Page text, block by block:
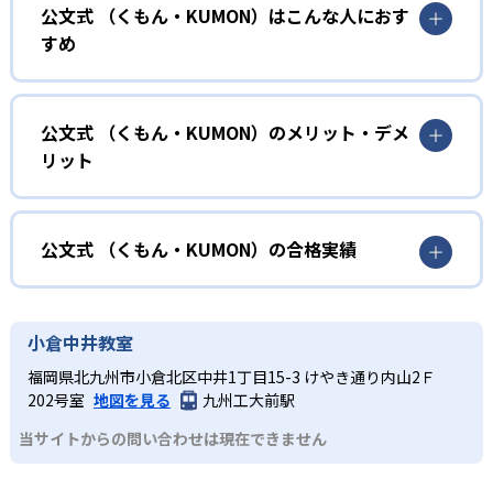
KUMONでは、年齢や学年にとらわれずに、一人ひとりの学
力に応じたレベルから学習を始めている。
確実に100点が取れるレベルから少しずつ難易度を上げてい
しさを経験できる。
KUMONの教材は、簡単な問題から高度な問題へと、スモー
ルステップで進んでいけるよう工夫されている。このスタ
イルは子どもの学習意欲をかき立てるため、教えてもらう
という受け身の姿勢ではなく、自ら進んで学ぶ姿勢を身に
つけられるだろう。
また、自学学習スタイルで学ぶ子どもたちは、自らの学習
課題に気がつくようになる。学年を超えた範囲も学習でき
るため、早い時期から高校教材に進む生徒もいる。
03 フレキシブルな受講スタイル
公文式 （くもん・KUMON）はこんな人におす
すめ
幼児
小学校に入る準備をしたい幼児向け
KUMONでは細かいステップに分かれた教材で、わかる楽し
さを経験しながら無理なく力を高めていける。
性格や学習への取り組み姿勢に合わせて内容も調整するた
め、小学校に入ってもつまずきにくい学力を身につけられ
るだろう。
中学に向けて苦手教科を克服したい子ども向け
KUMONでは経験豊富な先生が、子どものやる気を引き出せ
るよう適切なヒントを与えたり、声かけをしたりしてい
少しずつ苦手意識を克服できるだろう。
公文式 （くもん・KUMON）のメリット・デメ
リット
どんなメリットがある？
KUMONでは自学自習スタイルで勉強するため、集中力や目
標に向かって頑張りやり抜く力を育むことができる。ま
た、年齢や学年にとらわれずに自分の学力に相応したレベ
ルから学習できるため、難しすぎてやる気を損ねたり、簡
単すぎて退屈することもない。
どんなデメリットがある？
KUMONでは、中高生のクラスでも数学・英語・国語の3教
科に限られるため、その他の教科に関しては他塾を検討す
る必要があるだろう。
公文式 （くもん・KUMON）の合格実績
KUMONは、公式サイトでは合格実績は公開していない。志
望校への実績があるかどうかは、通う予定の教室に問い合
わせたい。
小倉中井教室
福岡県北九州市小倉北区中井1丁目15-3 けやき通り内山2Ｆ
202号室 地図を見る
九州工大前駅
当サイトからの問い合わせは現在できません